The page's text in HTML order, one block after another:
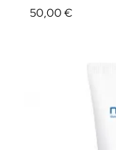
50,00 €